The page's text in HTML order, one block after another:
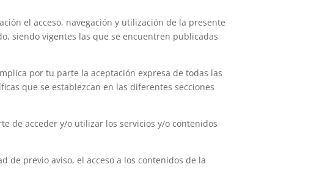
el acceso, navegación y utilización de la presente
siendo vigentes las que se encuentren publicadas
por tu parte la aceptación expresa de todas las
que se establezcan en las diferentes secciones
de acceder y/o utilizar los servicios y/o contenidos
previo aviso, el acceso a los contenidos de la